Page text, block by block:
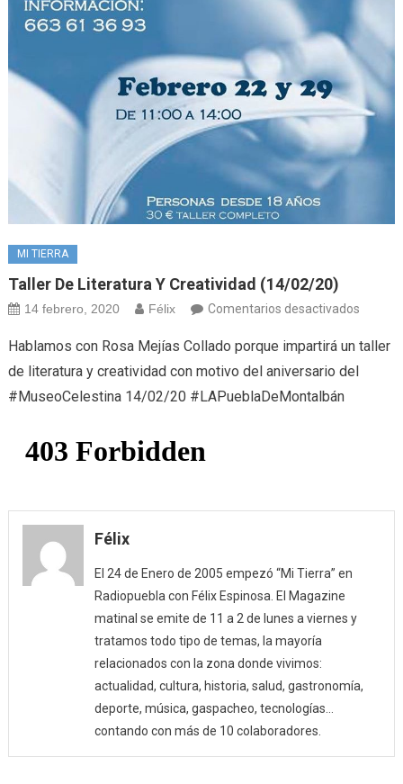
MI TIERRA
Taller De Literatura Y Creatividad (14/02/20)
14 febrero, 2020 Félix Comentarios desactivadosen
de
Hablamos con Rosa Mejías Collado porque impartirá un taller
de literatura y creatividad con motivo del aniversario del
#MuseoCelestina 14/02/20 #LAPueblaDeMontalbán
Félix
El 24 de Enero de 2005 empezó “Mi Tierra” en
Radiopuebla con Félix Espinosa. El Magazine
matinal se emite de 11 a 2 de lunes a viernes y
tratamos todo tipo de temas, la mayoría
relacionados con la zona donde vivimos:
actualidad, cultura, historia, salud, gastronomía,
deporte, música, gaspacheo, tecnologías…
contando con más de 10 colaboradores.